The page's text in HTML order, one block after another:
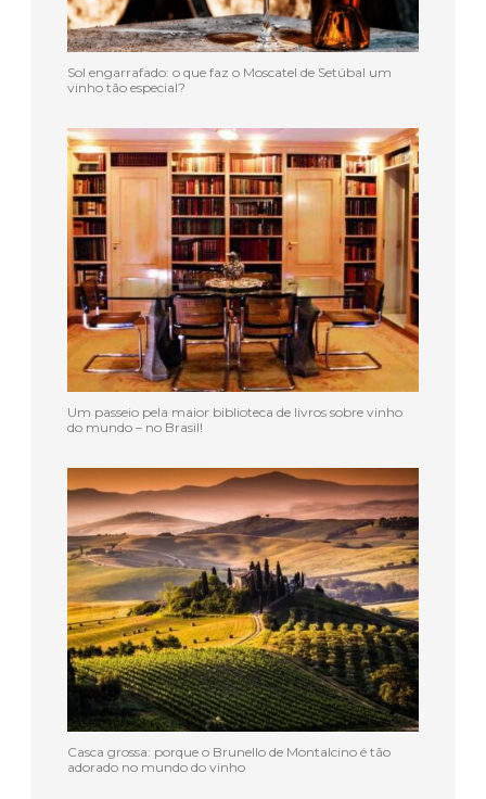
Sol engarrafado: o que faz o Moscatel de Setúbal um
vinho tão especial?
Um passeio pela maior biblioteca de livros sobre vinho
do mundo – no Brasil!
Casca grossa: porque o Brunello de Montalcino é tão
adorado no mundo do vinho